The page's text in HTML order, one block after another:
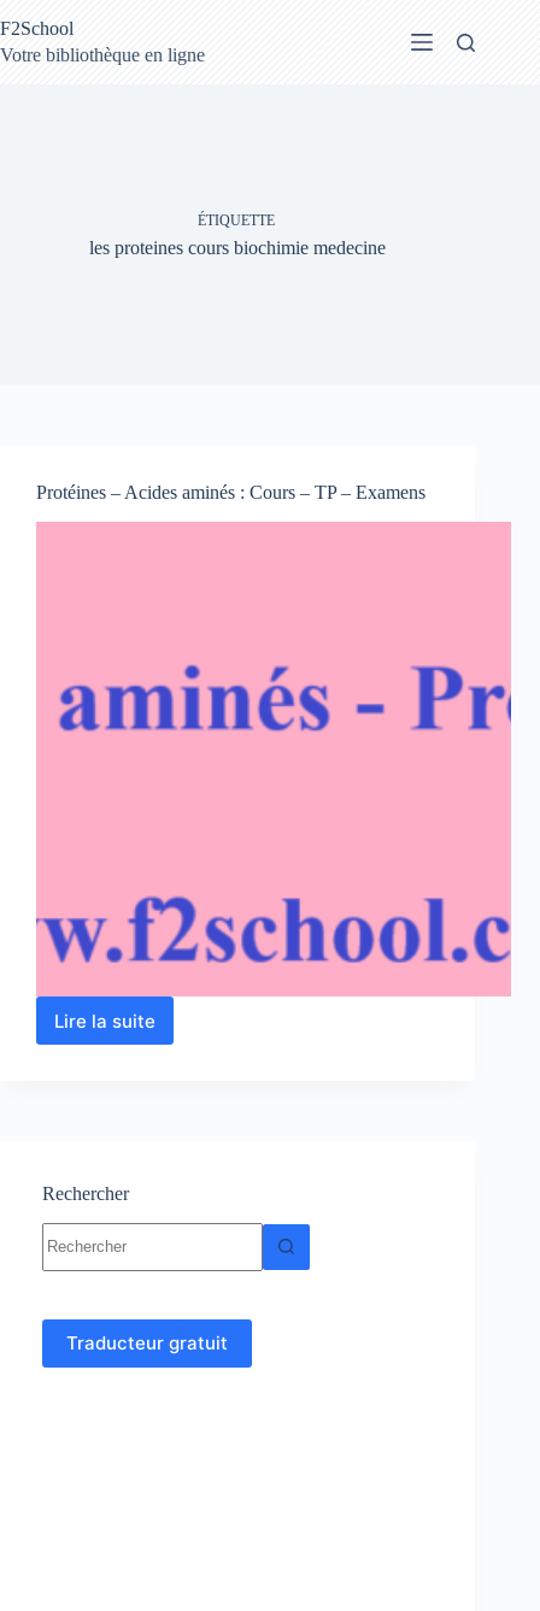
au
contenu
F2School
Votre bibliothèque en ligne
ÉTIQUETTE
les proteines cours biochimie medecine
Protéines – Acides aminés : Cours – TP – Examens
Lire la suite
Protéines
TP
Examens
Rechercher
résultat
Traducteur gratuit